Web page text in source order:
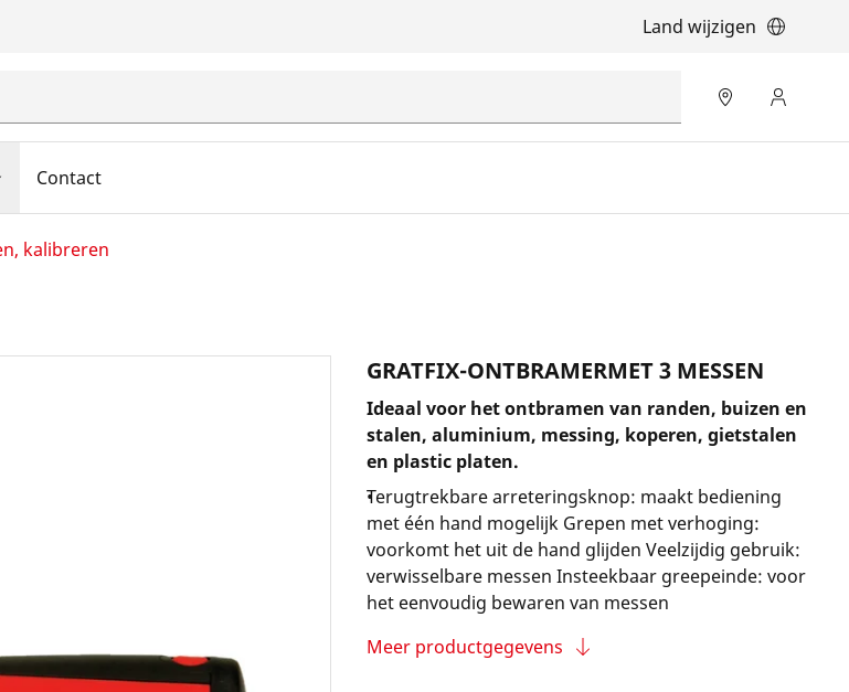
Land wijzigen
Contact
kalibreren
GRATFIX-ONTBRAMERMET 3 MESSEN
Ideaal voor het ontbramen van randen, buizen en
stalen, aluminium, messing, koperen, gietstalen
en plastic platen.
Terugtrekbare arreteringsknop: maakt bediening
met één hand mogelijk Grepen met verhoging:
voorkomt het uit de hand glijden Veelzijdig gebruik:
verwisselbare messen Insteekbaar greepeinde: voor
het eenvoudig bewaren van messen
Meer productgegevens